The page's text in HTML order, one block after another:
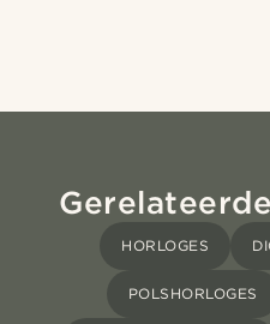
HORLOGES
POLSHORLOGES